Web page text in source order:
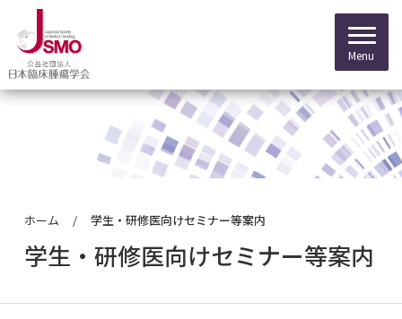
会員の皆さまへ
ホーム 学生・研修医向けセミナー等案内
学生・研修医向けセミナー等案内